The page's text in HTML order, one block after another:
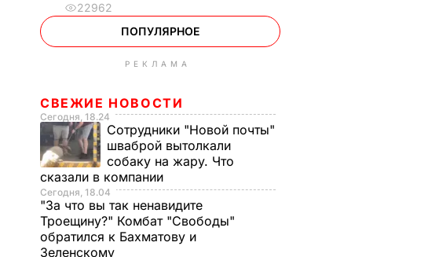
22962
ПОПУЛЯРНОЕ
РЕКЛАМА
СВЕЖИЕ НОВОСТИ
Сегодня, 18.24
Сотрудники "Новой почты"
шваброй вытолкали
собаку на жару. Что
сказали в компании
Сегодня, 18.04
"За что вы так ненавидите
Троещину?" Комбат "Свободы"
обратился к Бахматову и
Зеленскому